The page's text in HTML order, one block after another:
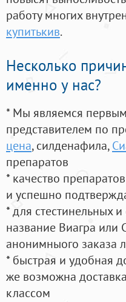
работу многих
купитькив.
Несколько
именно у нас?
* Мы являемся
представителем по
цена, силденафила,
препаратов
* качество
и успешно
* для стестинельных
название Виагра или
анонимныого заказа
* быстрая и удобная
же возможна
классом